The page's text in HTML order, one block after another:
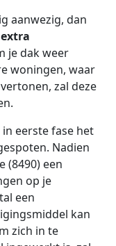
aanwezig, dan
extra
je dak weer
woningen, waar
zal deze
eerste fase het
Nadien
(8490) een
op je
een
kan
zich in te